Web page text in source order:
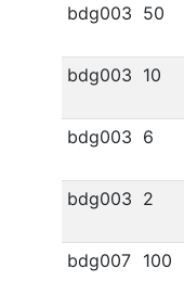
bdg003 50
bdg003 10
bdg003 6
bdg003 2
bdg007 100